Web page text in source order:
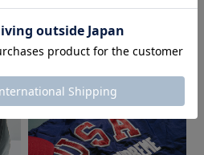
2